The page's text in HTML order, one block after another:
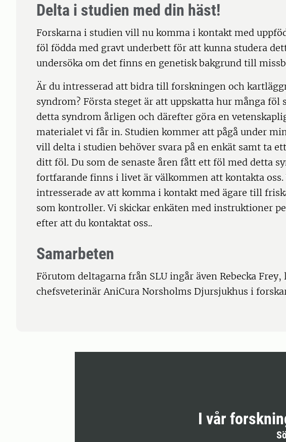
Delta i studien med din häst!
Forskarna i studien vill nu komma i kontakt med
föl födda med gravt underbett för att kunna studera
undersöka om det finns en genetisk bakgrund till
Är du intresserad att bidra till forskningen och
syndrom? Första steget är att uppskatta hur många föl
detta syndrom årligen och därefter göra en
materialet vi får in. Studien kommer att pågå under
vill delta i studien behöver svara på en enkät samt ta
ditt föl. Du som de senaste åren fått ett föl med detta
fortfarande finns i livet är välkommen att kontakta oss.
intresserade av att komma i kontakt med ägare till
som kontroller. Vi skickar enkäten med instruktioner
efter att du kontaktat oss..
Samarbeten
Förutom deltagarna från SLU ingår även Rebecka Frey,
chefsveterinär AniCura Norsholms Djursjukhus i
I vår